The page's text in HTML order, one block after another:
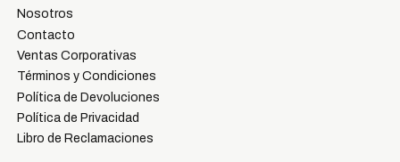
Nosotros
Contacto
Ventas Corporativas
Términos y Condiciones
Política de Devoluciones
Política de Privacidad
Libro de Reclamaciones